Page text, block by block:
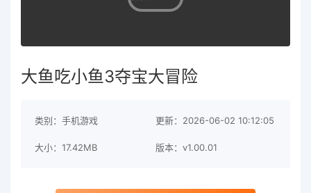
大鱼吃小鱼3夺宝大冒险
类别：手机游戏 更新：2026-06-02 10:12:05
大小：17.42MB 版本：v1.00.01